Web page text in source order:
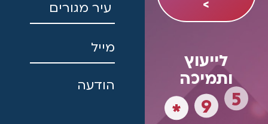
לייעוץ
ותמיכה
* 9
5